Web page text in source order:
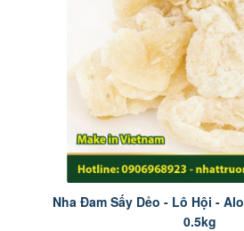
Nha Đam Sấy Dẻo - Lô Hội -
0.5kg